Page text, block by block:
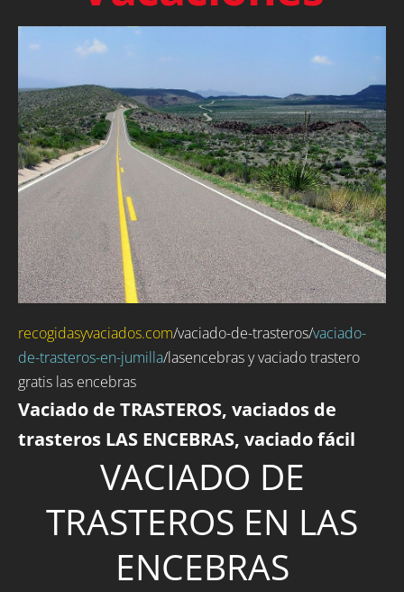
recogidasyvaciados.com/vaciado-de-trasteros/vaciado-
de-trasteros-en-jumilla/lasencebras y vaciado trastero
gratis las encebras
Vaciado de TRASTEROS, vaciados de
trasteros LAS ENCEBRAS, vaciado fácil
VACIADO DE
TRASTEROS EN LAS
ENCEBRAS